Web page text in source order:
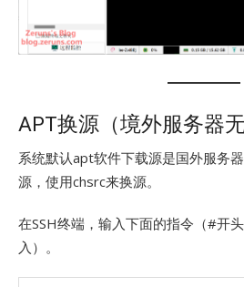
APT换源（境外服务器
系统默认apt软件下载源是国外服务
源，使用chsrc来换源。
在SSH终端，输入下面的指令（#开
入）。